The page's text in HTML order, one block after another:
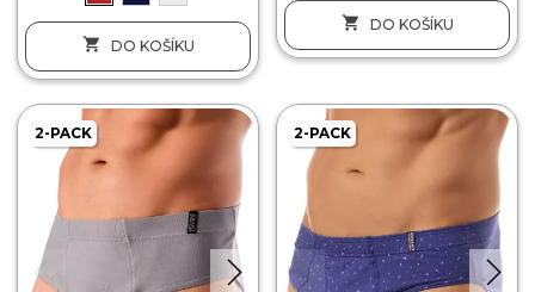
 DO KOŠÍKU
 DO KOŠÍKU
2-PACK 2-PACK